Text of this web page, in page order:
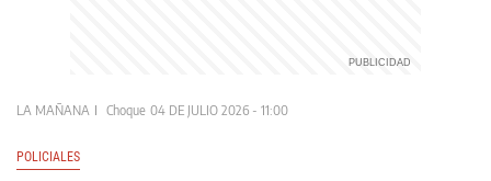
LA MAÑANA Choque 04 DE JULIO 2026 - 11:00
POLICIALES